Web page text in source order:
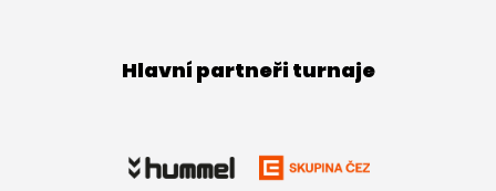
Hlavní partneři turnaje